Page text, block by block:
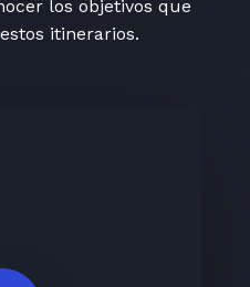
los objetivos que
itinerarios.